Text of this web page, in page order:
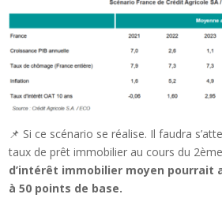
📌 Si ce scénario se réalise. Il faudra
taux de prêt immobilier au cours du
d’intérêt immobilier moyen pourrait
à 50 points de base.